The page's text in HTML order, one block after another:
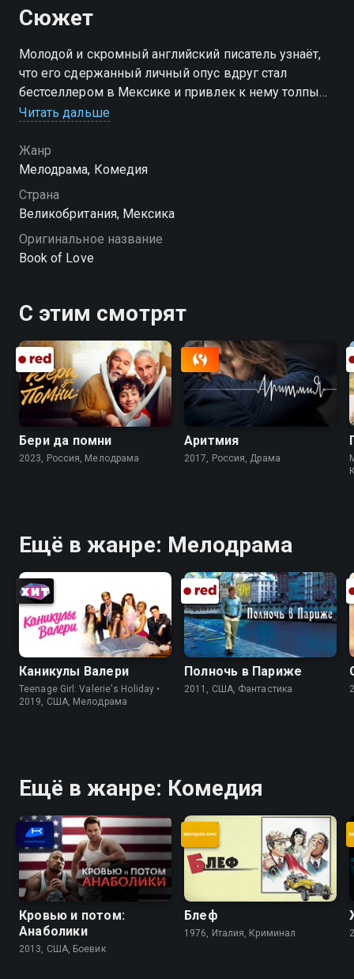
Сюжет
Молодой и скромный английский писатель узнаёт,
что его сдержанный личный опус вдруг стал
бестселлером в Мексике и привлек к нему толпы
поклонниц. Всё благодаря своенравной
эротический роман
Читать дальше
Жанр
Мелодрама, Комедия
Страна
Великобритания, Мексика
Оригинальное название
Book of Love
С этим смотрят
Бери да помни
2023, Россия, Мелодрама
Аритмия
2017, Россия, Драма
Ещё в жанре: Мелодрама
Каникулы Валери
Teenage Girl: Valerie's Holiday •
2019, США, Мелодрама
Полночь в Париже
2011, США, Фантастика
Ещё в жанре: Комедия
Кровью и потом:
Анаболики
2013, США, Боевик
Блеф
1976, Италия, Криминал